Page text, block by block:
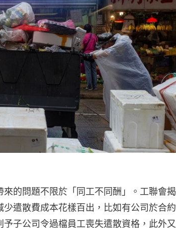
的問題不限於「同工不同酬」。工聯會揭
遣散費成本花樣百出，比如有公司於合約
子公司令過檔員工喪失遣散資格，此外又